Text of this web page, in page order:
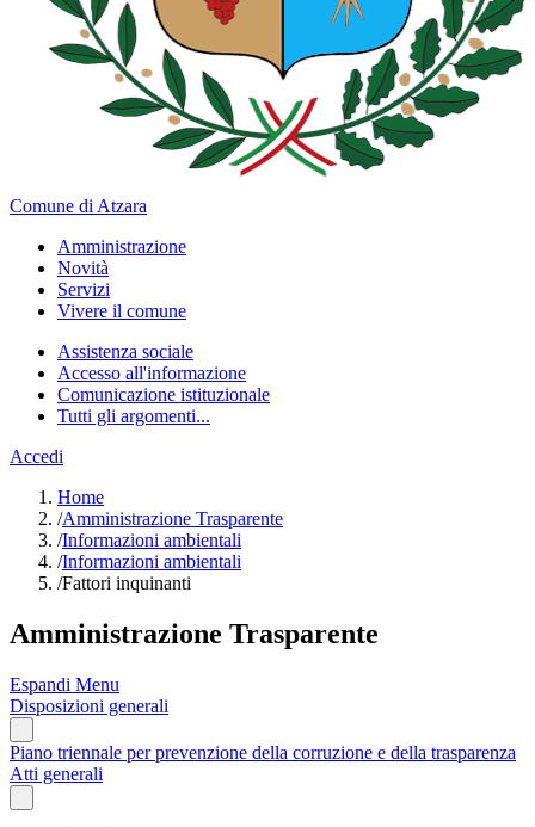
Comune di Atzara
Amministrazione
Novità
Servizi
Vivere il comune
Assistenza sociale
Accesso all'informazione
Comunicazione istituzionale
Tutti gli argomenti...
Accedi
Home
/Amministrazione Trasparente
/Informazioni ambientali
/Informazioni ambientali
/Fattori inquinanti
Amministrazione Trasparente
Espandi Menu
Disposizioni generali
Piano triennale per prevenzione della corruzione e della trasparenza
Atti generali